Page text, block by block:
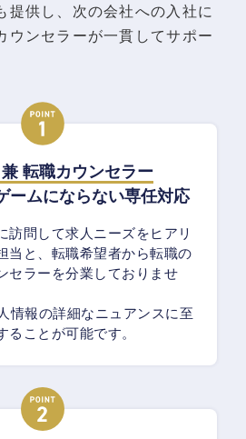
提供し、次の会社への入社に
ウンセラーが一貫してサポー
転職カウンセラー
ームにならない専任対応
訪問して求人ニーズをヒアリ
当と、転職希望者から転職の
セラーを分業しておりませ
情報の詳細なニュアンスに至
ることが可能です。